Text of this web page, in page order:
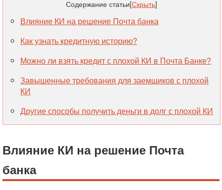
Содержание статьи[Скрыть]
Влияние КИ на решение Почта банка
Как узнать кредитную историю?
Можно ли взять кредит с плохой КИ в Почта Банке?
Завышенные требования для заемщиков с плохой
КИ
Другие способы получить деньги в долг с плохой КИ
Влияние КИ на решение Почта
банка